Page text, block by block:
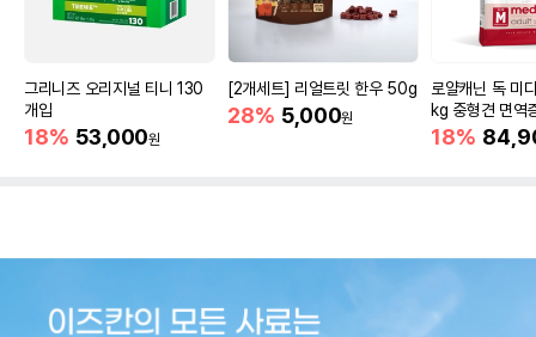
그리니즈 오리지널 티니 130
개입
18% 53,000원
[2개세트] 리얼트릿 한우 50g
28% 5,000원
로얄캐닌 독 미
kg 중형견 면역
18%